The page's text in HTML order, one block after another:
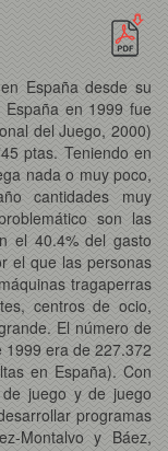
España desde su
en 1999 fue
del Juego, 2000)
ptas. Teniendo en
nada o muy poco,
cantidades muy
son las
el 40.4% del gasto
el que las personas
tragaperras
centros de ocio,
El número de
era de 227.372
en España). Con
juego y de juego
programas
Montalvo y Báez,